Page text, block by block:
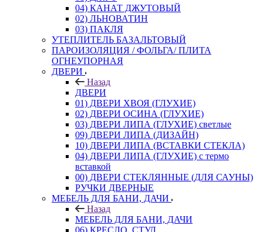
04) КАНАТ ДЖУТОВЫЙ
02) ЛЬНОВАТИН
03) ПАКЛЯ
УТЕПЛИТЕЛЬ БАЗАЛЬТОВЫЙ
ПАРОИЗОЛЯЦИЯ / ФОЛЬГА/ ПЛИТА
ОГНЕУПОРНАЯ
ДВЕРИ
Назад
ДВЕРИ
01) ДВЕРИ ХВОЯ (ГЛУХИЕ)
02) ДВЕРИ ОСИНА (ГЛУХИЕ)
03) ДВЕРИ ЛИПА (ГЛУХИЕ) светлые
09) ДВЕРИ ЛИПА (ДИЗАЙН)
10) ДВЕРИ ЛИПА (ВСТАВКИ СТЕКЛА)
04) ДВЕРИ ЛИПА (ГЛУХИЕ) с термо
вставкой
00) ДВЕРИ СТЕКЛЯННЫЕ (ДЛЯ САУНЫ)
РУЧКИ ДВЕРНЫЕ
МЕБЕЛЬ ДЛЯ БАНИ, ДАЧИ
Назад
МЕБЕЛЬ ДЛЯ БАНИ, ДАЧИ
06) КРЕСЛО, СТУЛ